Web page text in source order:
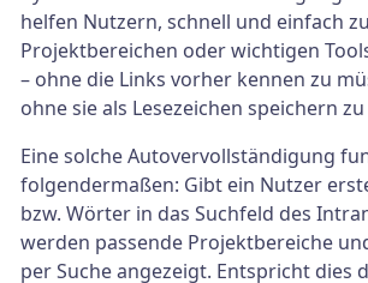
helfen Nutzern, schnell und einfach zu
Projektbereichen oder wichtigen
– ohne die Links vorher kennen zu
ohne sie als Lesezeichen speichern
Eine solche Autovervollständigung
folgendermaßen: Gibt ein Nutzer
bzw. Wörter in das Suchfeld des
werden passende Projektbereiche
per Suche angezeigt. Entspricht dies